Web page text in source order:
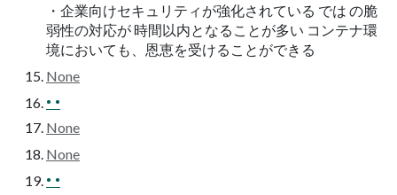
・企業向けセキュリティが強化されている では の脆
弱性の対応が 時間以内となることが多い コンテナ環
境においても、恩恵を受けることができる
None
• •
None
None
• •